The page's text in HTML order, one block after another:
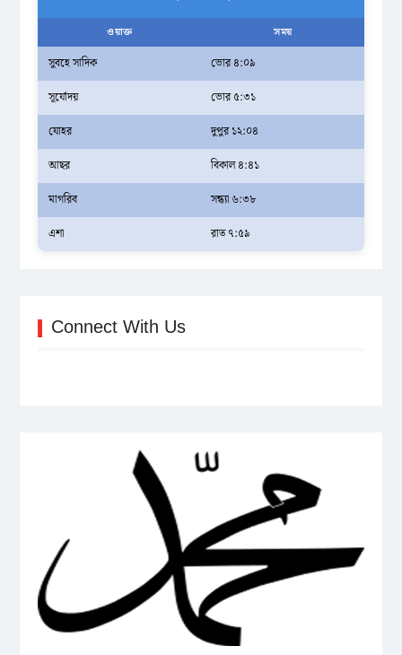
ওয়াক্ত সময়
সুবহে সাদিক
ভোর ৪:০৯
সূর্যোদয়
ভোর ৫:৩১
যোহর
দুপুর ১২:০৪
আছর
বিকাল ৪:৪১
মাগরিব
সন্ধ্যা ৬:৩৮
এশা
রাত ৭:৫৯
Connect With Us